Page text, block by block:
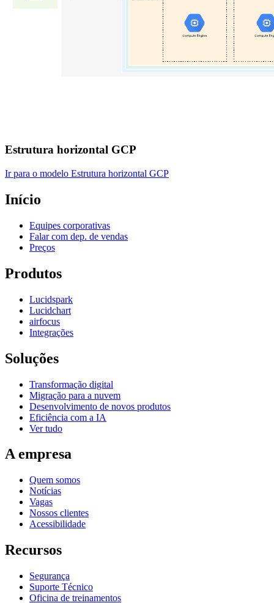
Estrutura horizontal GCP
Ir para o modelo Estrutura horizontal GCP
Início
Equipes corporativas
Falar com dep. de vendas
Preços
Produtos
Lucidspark
Lucidchart
airfocus
Integrações
Soluções
Transformação digital
Migração para a nuvem
Desenvolvimento de novos produtos
Eficiência com a IA
Ver tudo
A empresa
Quem somos
Notícias
Vagas
Nossos clientes
Acessibilidade
Recursos
Segurança
Suporte Técnico
Oficina de treinamentos